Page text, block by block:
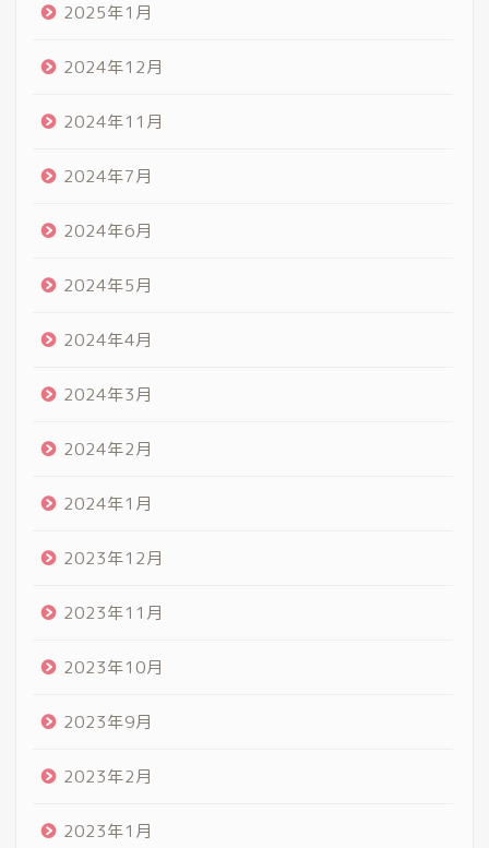
2025年1月
2024年12月
2024年11月
2024年7月
2024年6月
2024年5月
2024年4月
2024年3月
2024年2月
2024年1月
2023年12月
2023年11月
2023年10月
2023年9月
2023年2月
2023年1月